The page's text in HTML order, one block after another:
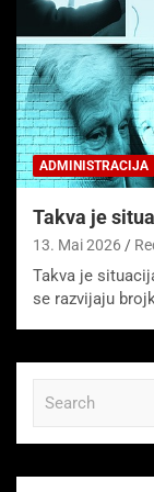
ADMINISTRACIJA
Takva je
13. Mai 2026
Takva je
se razvijaju
c